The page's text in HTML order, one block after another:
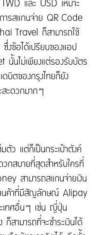
และ USD เหมาะ
การสแกนจ่าย QR Code
Travel ก็สามารถใช้
ซึ่งข้อได้เปรียบของแอป
นไม่เพียงแต่รองรับบัตร
ดบิตของกรุงไทยก็ยัง
สะดวกมากๆ
มตัว แต่ก็เป็นกระเป๋าตังค์
สบายที่สุดสำหรับใครที่
สามารถสแกนจ่ายเงิน
านค้าที่มีสัญลักษณ์ Alipay
เทศอื่นๆ เช่น ญี่ปุ่น
สามารถที่จะชำระเงินได้